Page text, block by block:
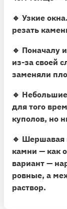
🔹 Узкие окна.
резать
🔹 Поначалу
из-за своей
заменяли
🔹
для того
куполов, но
🔹 Шершавая
камни — как
вариант —
ровные, а
раствор.